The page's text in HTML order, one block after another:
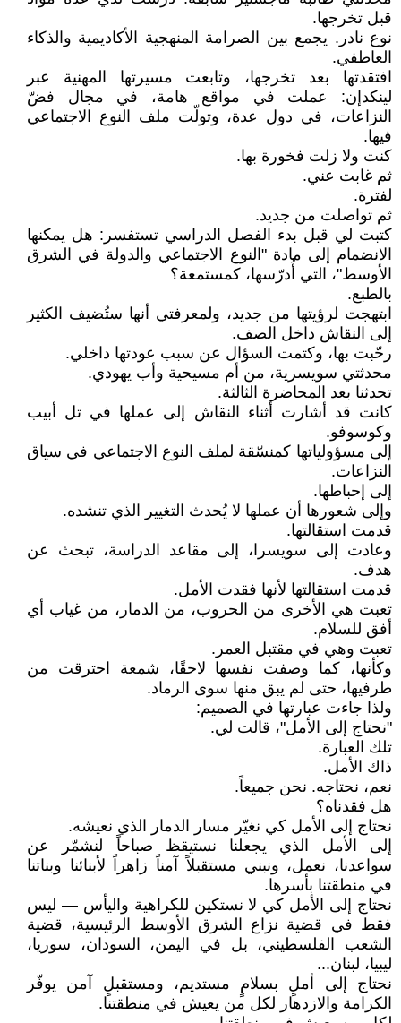
قبل تخرجها.
نوع نادر. يجمع بين الصرامة المنهجية الأكاديمية والذكاء
العاطفي.
افتقدتها بعد تخرجها، وتابعت مسيرتها المهنية عبر
لينكدإن: عملت في مواقع هامة، في مجال فضّ
النزاعات، في دول عدة، وتولّت ملف النوع الاجتماعي
فيها.
كنت ولا زلت فخورة بها.
ثم غابت عني.
لفترة.
ثم تواصلت من جديد.
كتبت لي قبل بدء الفصل الدراسي تستفسر: هل يمكنها
الانضمام إلى مادة "النوع الاجتماعي والدولة في الشرق
الأوسط"، التي أُدرّسها، كمستمعة؟
بالطبع.
ابتهجت لرؤيتها من جديد، ولمعرفتي أنها ستُضيف الكثير
إلى النقاش داخل الصف.
رحّبت بها، وكتمت السؤال عن سبب عودتها داخلي.
محدثتي سويسرية، من أم مسيحية وأب يهودي.
تحدثنا بعد المحاضرة الثالثة.
كانت قد أشارت أثناء النقاش إلى عملها في تل أبيب
وكوسوفو.
إلى مسؤولياتها كمنسّقة لملف النوع الاجتماعي في سياق
النزاعات.
إلى إحباطها.
وإلى شعورها أن عملها لا يُحدث التغيير الذي تنشده.
قدمت استقالتها.
وعادت إلى سويسرا، إلى مقاعد الدراسة، تبحث عن
هدف.
قدمت استقالتها لأنها فقدت الأمل.
تعبت هي الأخرى من الحروب، من الدمار، من غياب أي
أفق للسلام.
تعبت وهي في مقتبل العمر.
وكأنها، كما وصفت نفسها لاحقًا، شمعة احترقت من
طرفيها، حتى لم يبق منها سوى الرماد.
ولذا جاءت عبارتها في الصميم:
"نحتاج إلى الأمل"، قالت لي.
تلك العبارة.
ذاك الأمل.
نعم، نحتاجه. نحن جميعاً.
هل فقدناه؟
نحتاج إلى الأمل كي نغيّر مسار الدمار الذي نعيشه.
إلى الأمل الذي يجعلنا نستيقظ صباحاً لنشمّر عن
سواعدنا، نعمل، ونبني مستقبلاً آمناً زاهراً لأبنائنا وبناتنا
في منطقتنا بأسرها.
نحتاج إلى الأمل كي لا نستكين للكراهية واليأس — ليس
فقط في قضية نزاع الشرق الأوسط الرئيسية، قضية
الشعب الفلسطيني، بل في اليمن، السودان، سوريا،
ليبيا، لبنان...
نحتاج إلى أملٍ بسلامٍ مستديم، ومستقبلٍ آمن يوفّر
الكرامة والازدهار لكل من يعيش في منطقتنا.